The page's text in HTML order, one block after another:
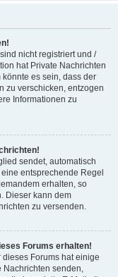
nicht registriert und /
hat Private Nachrichten
es sein, dass der
zu verschicken, entzogen
Informationen zu
sendet, automatisch
entsprechende Regel
erhalten, so
Dieser kann dem
zu versenden.
Forums erhalten!
Forums hat einige
Nachrichten senden,